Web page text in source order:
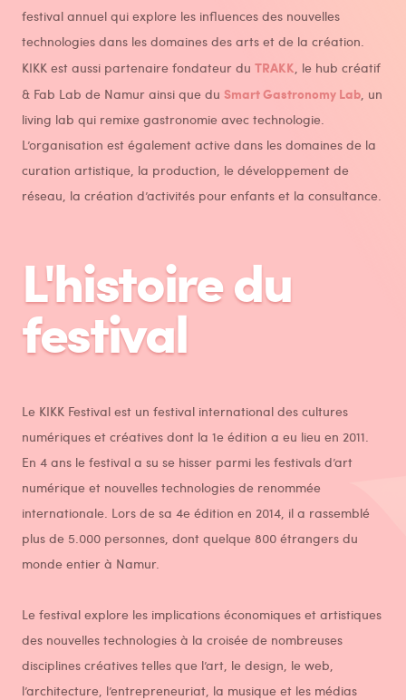
festival annuel qui explore les influences des nouvelles
technologies dans les domaines des arts et de la création.
KIKK est aussi partenaire fondateur du TRAKK, le hub créatif
& Fab Lab de Namur ainsi que du Smart Gastronomy Lab, un
living lab qui remixe gastronomie avec technologie.
L’organisation est également active dans les domaines de la
curation artistique, la production, le développement de
réseau, la création d’activités pour enfants et la consultance.
L'histoire du
festival
Le KIKK Festival est un festival international des cultures
numériques et créatives dont la 1e édition a eu lieu en 2011.
En 4 ans le festival a su se hisser parmi les festivals d’art
numérique et nouvelles technologies de renommée
internationale. Lors de sa 4e édition en 2014, il a rassemblé
plus de 5.000 personnes, dont quelque 800 étrangers du
monde entier à Namur.
Le festival explore les implications économiques et artistiques
des nouvelles technologies à la croisée de nombreuses
disciplines créatives telles que l’art, le design, le web,
l’architecture, l’entrepreneuriat, la musique et les médias